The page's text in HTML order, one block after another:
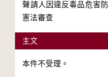
聲請人因違反毒品危害
憲法審查
主文
本件不受理。